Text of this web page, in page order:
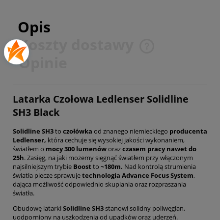
Opis
Koszty dostawy
Cena nie zawiera ewentualnych kosztów płatności
Opinie
Latarka Czołowa Ledlenser Solidline
SH3 Black
Solidline SH3to czołówka od znanego niemieckiego producenta
Ledlenser, która cechuje się wysokiej jakości wykonaniem,
światłem o mocy 300 lumenóworazczasem pracy nawet do
25h. Zasięg, na jaki możemy sięgnąć światłem przy włączonym
najsilniejszym trybie Boost to ~180m. Nad kontrolą strumienia
światła piecze sprawujetechnologia Advance Focus System,
dająca możliwość odpowiednio skupiania oraz rozpraszania
światła.
Obudowę latarki Solidline SH3stanowi solidny poliwęglan,
uodporniony na uszkodzenia od upadków oraz uderzeń.